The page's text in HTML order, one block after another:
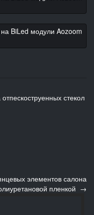
стекол
элементов салона
пленкой →